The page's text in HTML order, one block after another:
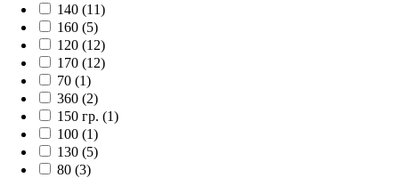
140 (11)
160 (5)
120 (12)
170 (12)
70 (1)
360 (2)
150 гр. (1)
100 (1)
130 (5)
80 (3)